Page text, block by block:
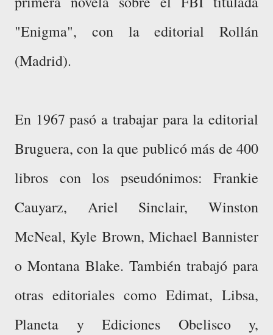
"Enigma", con la editorial Rollán
(Madrid).
En 1967 pasó a trabajar para la editorial
Bruguera, con la que publicó más de 400
libros con los pseudónimos: Frankie
Cauyarz, Ariel Sinclair, Winston
McNeal, Kyle Brown, Michael Bannister
o Montana Blake. También trabajó para
otras editoriales como Edimat, Libsa,
Planeta y Ediciones Obelisco y,